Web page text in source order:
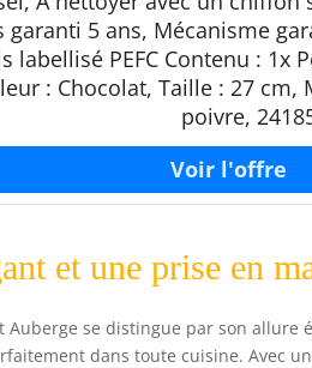
garanti 5 ans, Mécanisme
labellisé PEFC Contenu : 1x
: Chocolat, Taille : 27
poivre,
et une prise en
Auberge se distingue par son
dans toute cuisine. Avec